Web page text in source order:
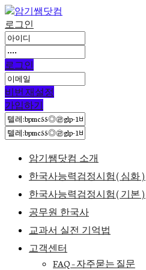
로그인
로그인
비번 재설정
가입하기
암기쌤닷컴 소개
한국사능력검정시험(심화)
한국사능력검정시험(기본)
공무원 한국사
교과서 실전 기억법
고객센터
FAQ – 자주묻는 질문